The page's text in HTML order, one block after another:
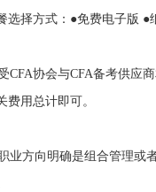
选择方式：●免费电子版 ●
CFA协会与CFA备考供应商
费用总计即可。
业方向明确是组合管理或